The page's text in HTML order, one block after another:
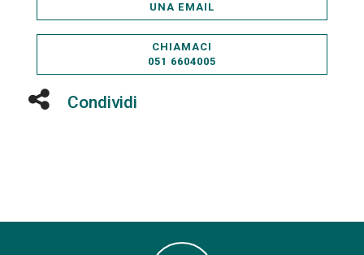
UNA EMAIL
CHIAMACI
051 6604005
Condividi